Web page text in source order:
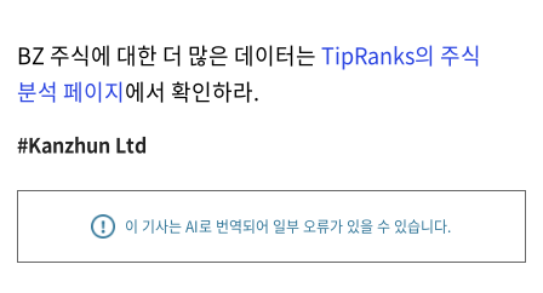
BZ 주식에 대한 더 많은 데이터는TipRanks의 주식
분석 페이지에서 확인하라.
#Kanzhun Ltd
이 기사는 AI로 번역되어 일부 오류가 있을 수 있습니다.